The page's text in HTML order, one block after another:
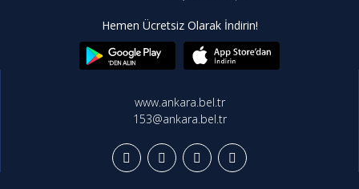
Hemen Ücretsiz Olarak İndirin!
www.ankara.bel.tr
153@ankara.bel.tr